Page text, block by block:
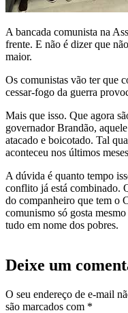
A bancada comunista na
frente. E não é dizer que
maior.
Os comunistas vão ter que
cessar-fogo da guerra
Mais que isso. Que agora
governador Brandão,
atacado e boicotado. Tal
aconteceu nos últimos
A dúvida é quanto tempo
conflito já está combinado.
do companheiro que tem o
comunismo só gosta
tudo em nome dos pobres.
Deixe um
O seu endereço de e-mail
são marcados com *